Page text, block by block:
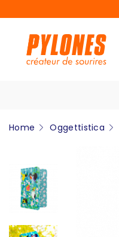
Home Oggettistica